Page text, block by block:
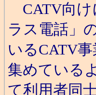
CATV向け
ラス電話」
いるCATV
集めている
て利用者同